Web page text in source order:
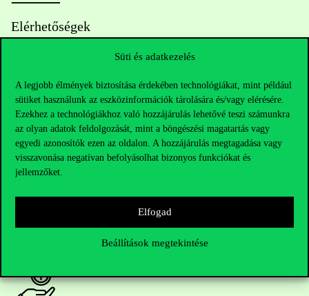
Süti és adatkezelés
A legjobb élmények biztosítása érdekében technológiákat, mint például
sütiket használunk az eszközinformációk tárolására és/vagy elérésére.
Ezekhez a technológiákhoz való hozzájárulás lehetővé teszi számunkra
az olyan adatok feldolgozását, mint a böngészési magatartás vagy
egyedi azonosítók ezen az oldalon. A hozzájárulás megtagadása vagy
visszavonása negatívan befolyásolhat bizonyos funkciókat és
jellemzőket.
Elfogad
Beállítások megtekintése
Elérhetőségek
Telefonszám:+36 1 482 5000
Kérdésed van a felvételivel kapcsolatban?
Oktatói elérhetőségek